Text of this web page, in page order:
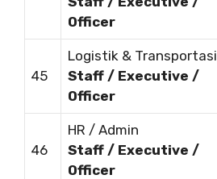
Officer
45
Logistik & Transportasi
Staff / Executive /
Officer
46
HR / Admin
Staff / Executive /
Officer